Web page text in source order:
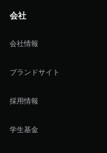
会社
会社情報
ブランドサイト
採用情報
学生基金